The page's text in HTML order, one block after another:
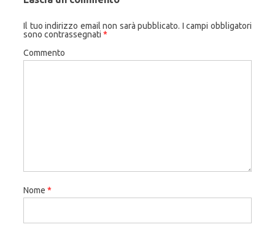
Il tuo indirizzo email non sarà pubblicato. I campi obbligatori
sono contrassegnati *
Commento
Nome *